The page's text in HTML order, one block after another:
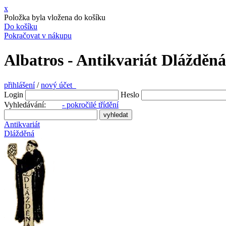
x
Položka byla vložena do košíku
Do košíku
Pokračovat v nákupu
Albatros - Antikvariát Dlážděná
přihlášení/nový účet
Login
Heslo
Vyhledávání: - pokročilé třídění
Antikvariát
Dlážděná